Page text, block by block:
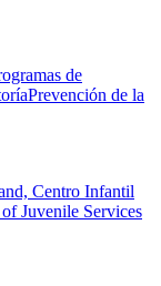
de
Prevención de la
Centro Infantil
Juvenile Services